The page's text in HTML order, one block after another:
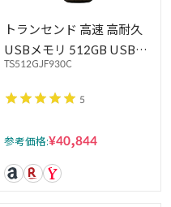
トランセンド 高速 高耐久
USBメモリ 512GB USB
3.2 Gen1 Type-A / Type-C
両対応 PS4/PS5 動作確認
TS512GJF930C
5
参考価格:¥40,844